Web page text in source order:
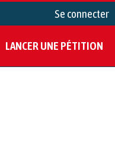
Se connecter
LANCER UNE PÉTITION